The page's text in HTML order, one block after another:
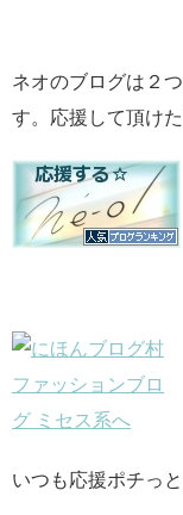
ネオのブログは２
す。応援して頂け
いつも応援ポチっ